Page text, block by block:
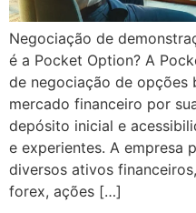
Negociação de
é a Pocket Option? A
de negociação de opções
mercado financeiro por
depósito inicial e
e experientes. A empresa
diversos ativos
forex, ações […]